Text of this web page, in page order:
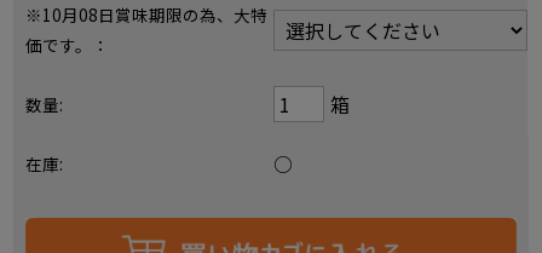
※10月08日賞味期限の為、大特
価です。：
数量: 箱
在庫: ○